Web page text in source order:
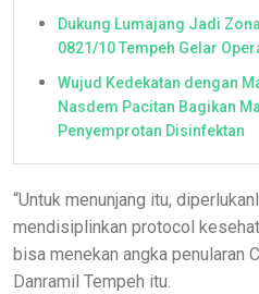
Dukung Lumajang Jadi
0821/10 Tempeh Gelar
Wujud Kedekatan dengan
Nasdem Pacitan Bagikan
Penyemprotan Disinfektan
“Untuk menunjang itu,
mendisiplinkan protocol
bisa menekan angka penularan
Danramil Tempeh itu.